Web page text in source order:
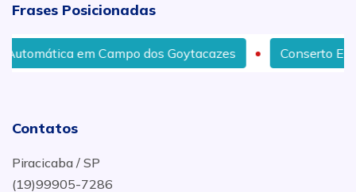
Frases Posicionadas
dos Goytacazes Conserto Em Servo Motor
Contatos
Piracicaba / SP
(19)99905-7286